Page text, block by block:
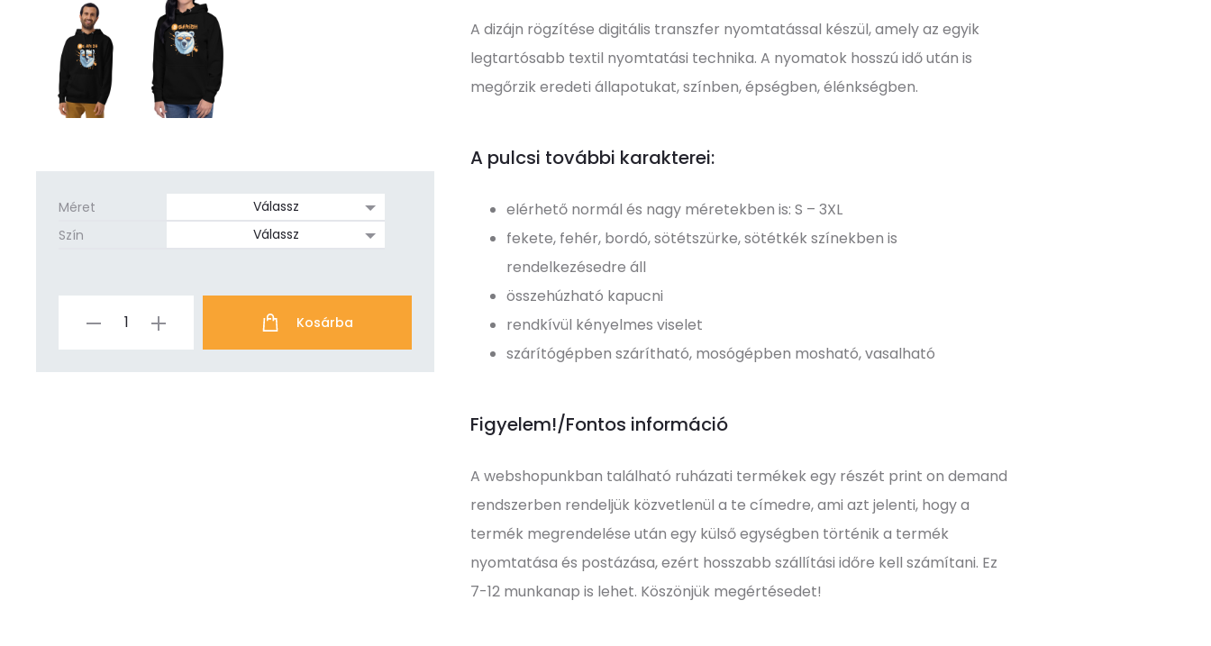
Méret
Szín
Bearish
Kosárba
A dizájn rögzítése digitális transzfer nyomtatással készül, amely az egyik
legtartósabb textil nyomtatási technika. A nyomatok hosszú idő után is
megőrzik eredeti állapotukat, színben, épségben, élénkségben.
A pulcsi további karakterei:
elérhető normál és nagy méretekben is: S – 3XL
fekete, fehér, bordó, sötétszürke, sötétkék színekben is
rendelkezésedre áll
összehúzható kapucni
rendkívül kényelmes viselet
szárítógépben szárítható, mosógépben mosható, vasalható
Figyelem!/Fontos információ
A webshopunkban található ruházati termékek egy részét print on demand
rendszerben rendeljük közvetlenül a te címedre, ami azt jelenti, hogy a
termék megrendelése után egy külső egységben történik a termék
nyomtatása és postázása, ezért hosszabb szállítási időre kell számítani. Ez
7-12 munkanap is lehet. Köszönjük megértésedet!